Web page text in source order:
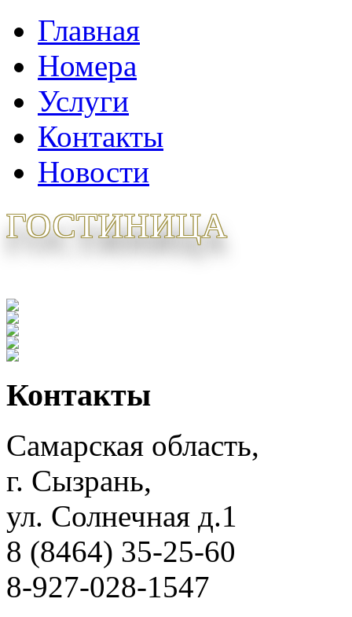
Главная
Номера
Услуги
Контакты
Новости
ГОСТИНИЦА
Контакты
Самарская область,
г. Сызрань,
ул. Солнечная д.1
8 (8464) 35-25-60
8-927-028-1547